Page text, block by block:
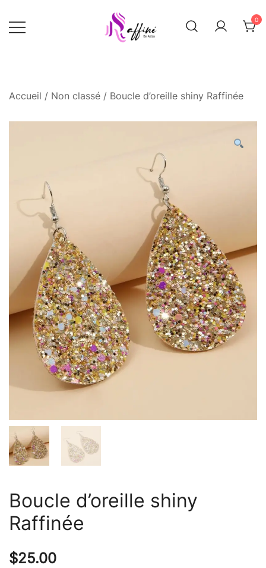
0
Accueil / Non classé / Boucle d’oreille shiny Raffinée
Boucle d’oreille shiny
Raffinée
$25.00